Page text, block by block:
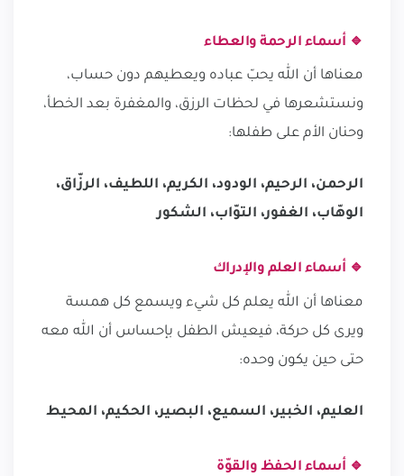
🔹 أسماء الرحمة والعطاء
معناها أن الله يحبّ عباده ويعطيهم دون حساب،
ونستشعرها في لحظات الرزق، والمغفرة بعد الخطأ،
وحنان الأم على طفلها:
الرحمن، الرحيم، الودود، الكريم، اللطيف، الرزّاق،
الوهّاب، الغفور، التوّاب، الشكور
🔹 أسماء العلم والإدراك
معناها أن الله يعلم كل شيء ويسمع كل همسة
ويرى كل حركة، فيعيش الطفل بإحساس أن الله معه
حتى حين يكون وحده:
العليم، الخبير، السميع، البصير، الحكيم، المحيط
🔹 أسماء الحفظ والقوّة